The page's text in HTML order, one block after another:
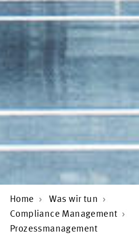
Home
Was wir tun
Compliance Management
Prozessmanagement